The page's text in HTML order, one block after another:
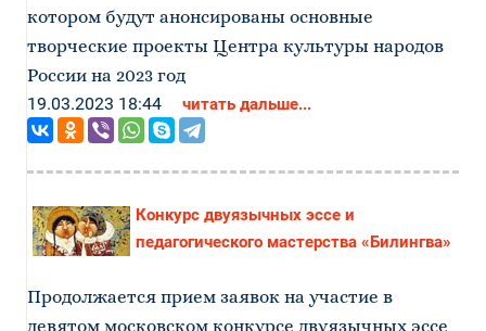
котором будут анонсированы основные
творческие проекты Центра культуры народов
России на 2023 год
19.03.2023 18:44 читать дальше...
Конкурс двуязычных эссе и
педагогического мастерства «Билингва»
Продолжается прием заявок на участие в
девятом московском конкурсе двуязычных эссе